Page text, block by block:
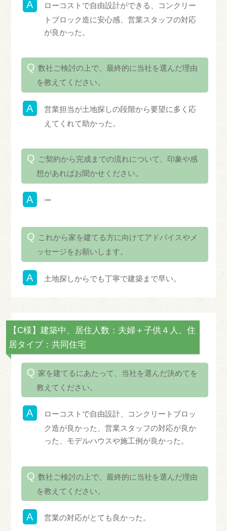
ローコストで自由設計ができる、コンクリー
トブロック造に安心感、営業スタッフの対応
が良かった。
数社ご検討の上で、最終的に当社を選んだ理由
を教えてください。
営業担当が土地探しの段階から要望に多く応
えてくれて助かった。
ご契約から完成までの流れについて、印象や感
想があればお聞かせください。
ー
これから家を建てる方に向けてアドバイスやメ
ッセージをお願いします。
土地探しからでも丁寧で建築まで早い。
【C様】建築中、居住人数：夫婦＋子供４人、住
居タイプ：共同住宅
家を建てるにあたって、当社を選んだ決めてを
教えてください。
ローコストで自由設計、コンクリートブロッ
ク造が良かった、営業スタッフの対応が良か
った、モデルハウスや施工例が良かった。
数社ご検討の上で、最終的に当社を選んだ理由
を教えてください。
営業の対応がとても良かった。